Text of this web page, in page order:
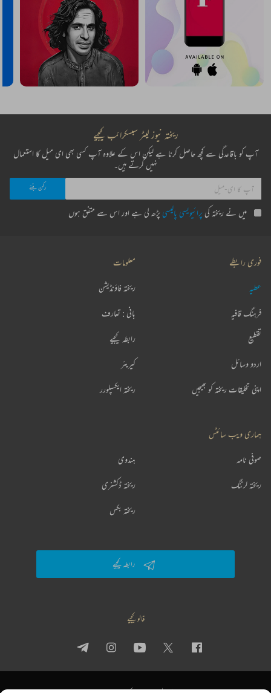
ریختہ نیوز لیٹر سبسکرائب کیجیے
آپ کو باقاعدگی سے کچھ حاصل کرنا ہے لیکن اس کے علاوہ آپ کسی بھی ای میل کا استعمال
نہیں کرتے ہیں۔
میں نے ریختہ کی پرائیویسی پالیسی پڑھ لی ہے اور اس سے متفق ہوں
فوری رابطے
عطیہ
فرہنگ قافیہ
تقطیع
اردو وسائل
اپنی تخلیقات ریختہ کو بھیجیں
معلومات
ریختہ فاؤنڈیشن
بانی : تعارف
رابطہ کیجیے
کیریئر
ریختہ ایکسپلورر
ہماری ویب سائٹس
ہندوی صوفی نامہ
ریختہ ڈکشنری ریختہ لرننگ
ریختہ بکس
رابطہ کیجیے
فالو کیجیے